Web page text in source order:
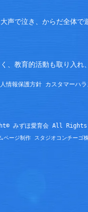
声で泣き、からだ全体
、教育的活動も取り入
情報保護方針 カスタマーハラ
みずほ愛育会 All Rights
ページ制作 スタジオコンチーゴ